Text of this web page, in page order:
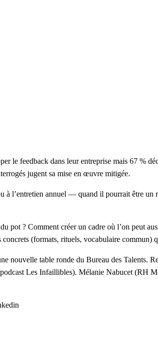
le feedback dans leur entreprise mais 67 %
jugent sa mise en œuvre mitigée.
à l’entretien annuel — quand il pourrait être
pot ? Comment créer un cadre où l’on peut
(formats, rituels, vocabulaire commun)
nouvelle table ronde du Bureau des Talents.
Les Infaillibles). Mélanie Nabucet (RH